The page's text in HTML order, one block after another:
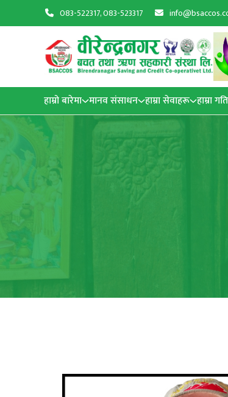
083-522317, 083-523317
हाम्रो बारेमा मानव संसाधन हाम्रा सेवाहरू हाम्रा